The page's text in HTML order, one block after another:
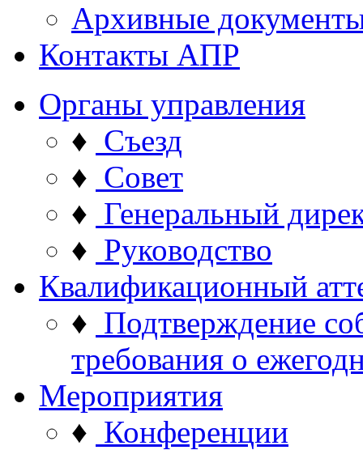
Архивные
Контакты АПР
Органы управления
♦ Съезд
♦ Совет
♦ Генеральный
♦ Руководство
Квалификационный
♦ Подтверждение
требования о
Мероприятия
♦ Конференции